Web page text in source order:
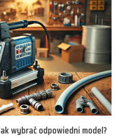
wybrać odpowiedni model?